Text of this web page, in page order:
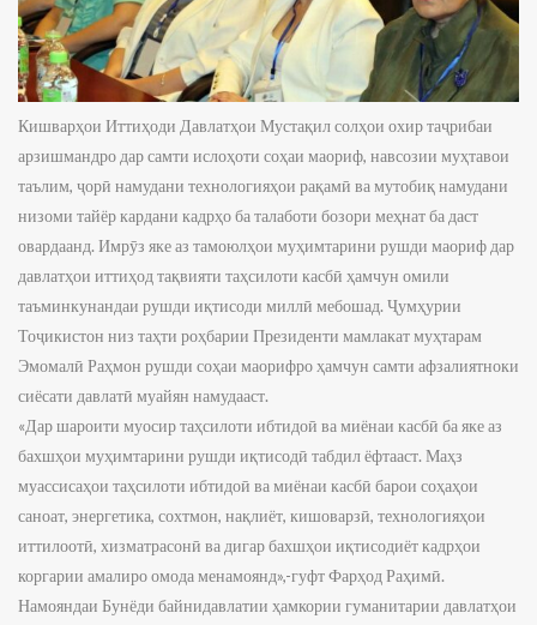
Кишварҳои Иттиҳоди Давлатҳои Мустақил солҳои охир таҷрибаи
арзишмандро дар самти ислоҳоти соҳаи маориф, навсозии муҳтавои
таълим, ҷорӣ намудани технологияҳои рақамӣ ва мутобиқ намудани
низоми тайёр кардани кадрҳо ба талаботи бозори меҳнат ба даст
овардаанд. Имрӯз яке аз тамоюлҳои муҳимтарини рушди маориф дар
давлатҳои иттиҳод тақвияти таҳсилоти касбӣ ҳамчун омили
таъминкунандаи рушди иқтисоди миллӣ мебошад. Ҷумҳурии
Тоҷикистон низ таҳти роҳбарии Президенти мамлакат муҳтарам
Эмомалӣ Раҳмон рушди соҳаи маорифро ҳамчун самти афзалиятноки
сиёсати давлатӣ муайян намудааст.
«Дар шароити муосир таҳсилоти ибтидоӣ ва миёнаи касбӣ ба яке аз
бахшҳои муҳимтарини рушди иқтисодӣ табдил ёфтааст. Маҳз
муассисаҳои таҳсилоти ибтидоӣ ва миёнаи касбӣ барои соҳаҳои
саноат, энергетика, сохтмон, нақлиёт, кишоварзӣ, технологияҳои
иттилоотӣ, хизматрасонӣ ва дигар бахшҳои иқтисодиёт кадрҳои
коргарии амалиро омода менамоянд»,-гуфт Фарҳод Раҳимӣ.
Намояндаи Бунёди байнидавлатии ҳамкории гуманитарии давлатҳои